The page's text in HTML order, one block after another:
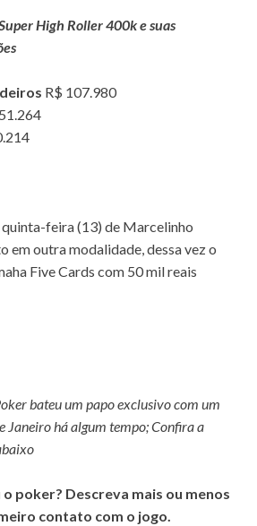
High Roller 400k e suas
R$ 107.980
feira (13) de Marcelinho
em outra modalidade, dessa vez o
Five Cards com 50 mil reais
bateu um papo exclusivo com um
Janeiro há algum tempo; Confira a
poker? Descreva mais ou menos
contato com o jogo.